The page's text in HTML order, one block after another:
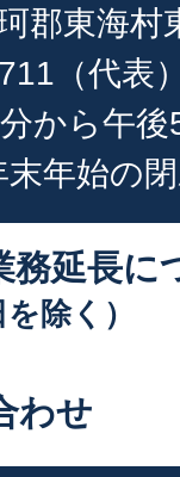
郡東海村
（代表
から午
末年始の
務延長に
除く）
わせ